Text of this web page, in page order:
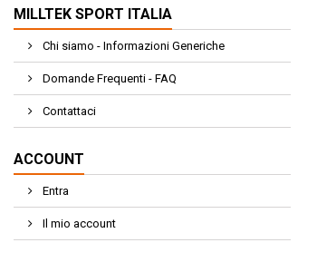
MILLTEK SPORT ITALIA
Chi siamo - Informazioni Generiche
Domande Frequenti - FAQ
Contattaci
ACCOUNT
Entra
Il mio account